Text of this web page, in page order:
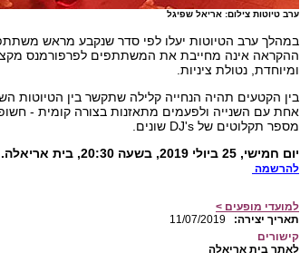
ערב טיוטות צילום: אריאל שפיגל
במהלך ערב הטיוטות יעלו לפי סדר שנקבע מראש
ההקראה אינה מחייבת את המשתתפים לפרפורמנס
ומיוחדת, נטולת ציניות.
בין הקטעים תהיה הנחייה קלילה שתקשר בין הטיוטות
אחת עם השנייה ולפעמים מתאזנות בצורה קומית -
מספר תקלוטים של DJ's שונים.
יום חמישי, 25 ביולי 2019, בשעה 20:30, בית אריאלה. בתל אביב. מחיר כרטיס: 15 ₪.
להרשמה
למועדי מופעים >
11/07/2019
:תאריך יצירה
קישורים
לאתר בית אריאלה